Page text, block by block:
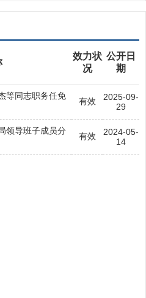
效力状
况
公开日
期
等同志职务任免
有效
2025-09-
29
领导班子成员分
有效
2024-05-
14